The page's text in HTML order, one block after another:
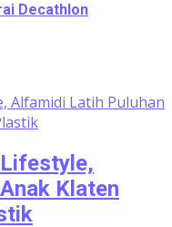
Decathlon
Klaten